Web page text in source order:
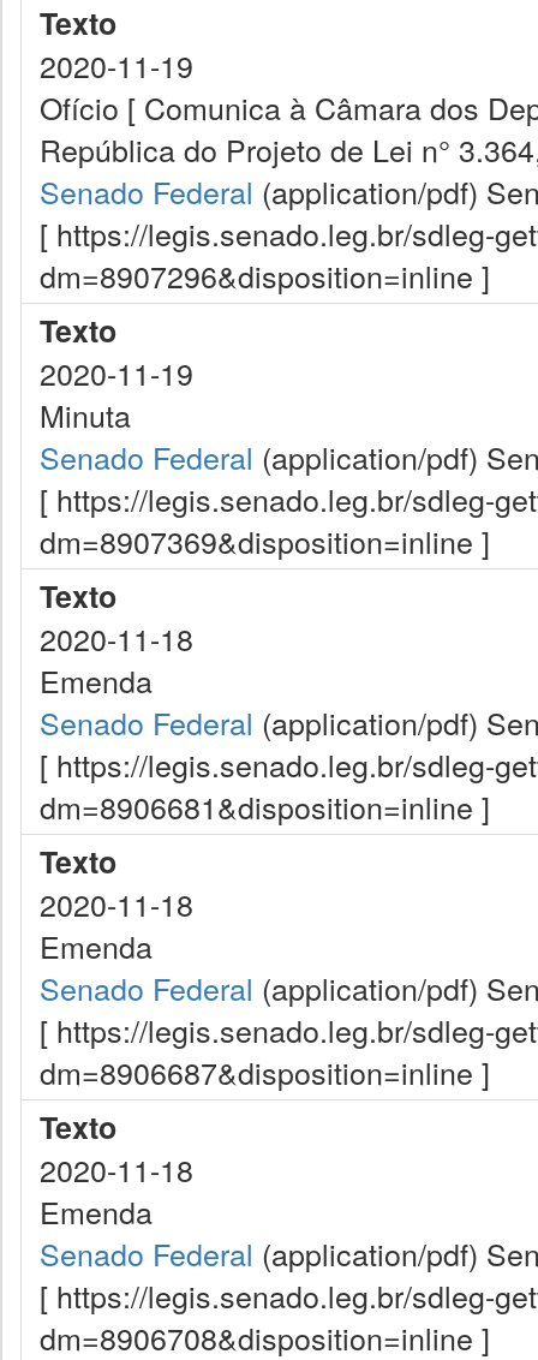
Texto
2020-11-19
Ofício [ Comunica à Câmara dos
República do Projeto de Lei n°
Senado Federal (application/pdf)
[ https://legis.senado.leg.br/sdleg-
dm=8907296&disposition=inline ]
Texto
2020-11-19
Minuta
Senado Federal (application/pdf)
[ https://legis.senado.leg.br/sdleg-
dm=8907369&disposition=inline ]
Texto
2020-11-18
Emenda
Senado Federal (application/pdf)
[ https://legis.senado.leg.br/sdleg-
dm=8906681&disposition=inline ]
Texto
2020-11-18
Emenda
Senado Federal (application/pdf)
[ https://legis.senado.leg.br/sdleg-
dm=8906687&disposition=inline ]
Texto
2020-11-18
Emenda
Senado Federal (application/pdf)
[ https://legis.senado.leg.br/sdleg-
dm=8906708&disposition=inline ]